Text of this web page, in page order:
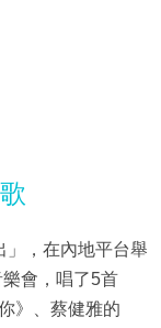
」，在內地平台舉
會，唱了5首
》、蔡健雅的